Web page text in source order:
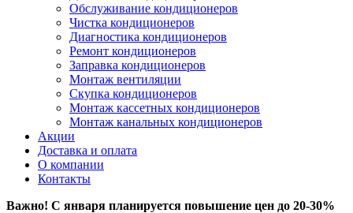
Обслуживание кондиционеров
Чистка кондиционеров
Диагностика кондиционеров
Ремонт кондиционеров
Заправка кондиционеров
Монтаж вентиляции
Скупка кондиционеров
Монтаж кассетных кондиционеров
Монтаж канальных кондиционеров
Акции
Доставка и оплата
О компании
Контакты
Важно! С января планируется повышение цен до 20-30%